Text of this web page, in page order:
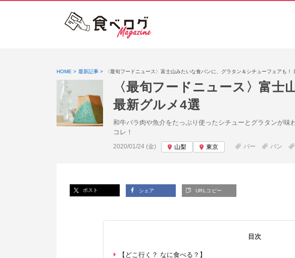
HOME 最新記事 〈最旬フードニュース〉富士山みたいな食パンに、グラタン＆シチューフェアも！
〈最旬フードニュース〉富
最新グルメ4選
和牛バラ肉や魚介をたっぷり使ったシチューとグラタンが味
コレ！
投稿日:
2020/01/24 (金) 山梨 東京 バー パン
ポスト シェア URLコピー
目次
【どこ行く？ なに食べる？】